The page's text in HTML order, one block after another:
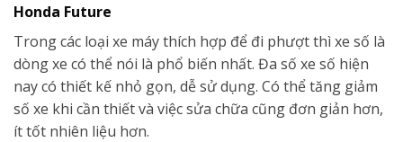
Honda Future
Trong các loại xe máy thích hợp để đi phượt thì xe số là
dòng xe có thể nói là phổ biến nhất. Đa số xe số hiện
nay có thiết kế nhỏ gọn, dễ sử dụng. Có thể tăng giảm
số xe khi cần thiết và việc sửa chữa cũng đơn giản hơn,
ít tốt nhiên liệu hơn.